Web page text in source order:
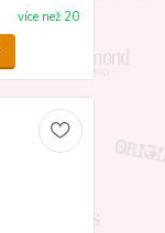
více než 20